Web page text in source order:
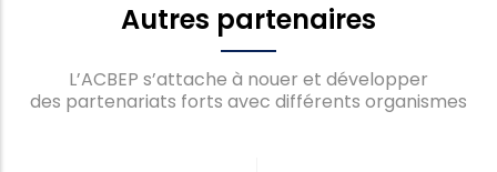
Autres partenaires
L’ACBEP s’attache à nouer et développer
des partenariats forts avec différents organismes